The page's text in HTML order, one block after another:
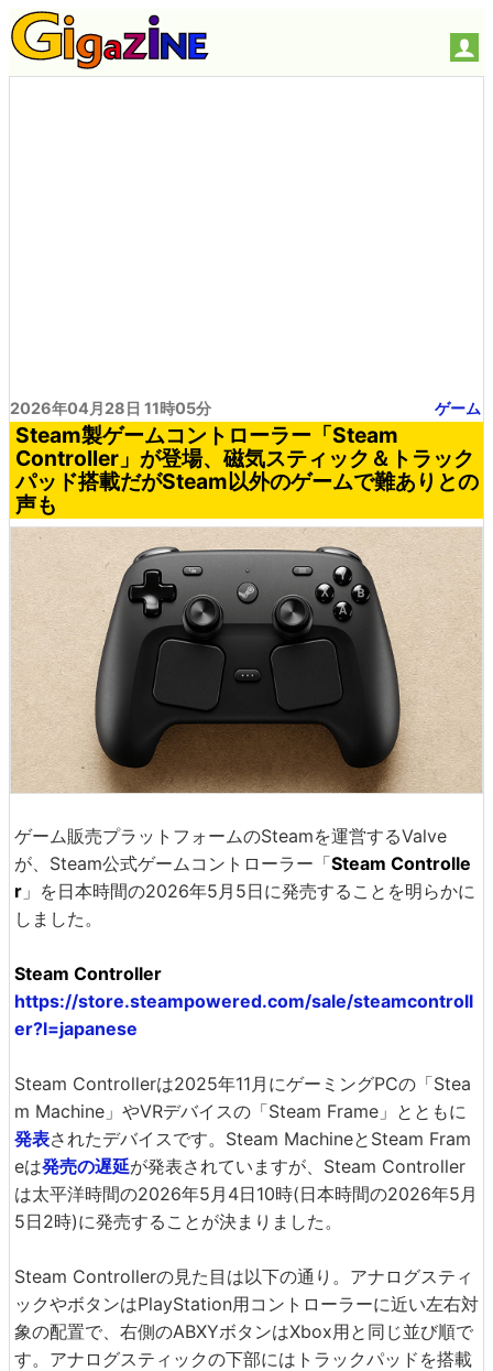
2026年04月28日 11時05分 ゲーム
Steam製ゲームコントローラー「Steam
Controller」が登場、磁気スティック＆トラック
パッド搭載だがSteam以外のゲームで難ありとの
声も
ゲーム販売プラットフォームのSteamを運営するValve
が、Steam公式ゲームコントローラー「Steam Controlle
r 」を日本時間の2026年5月5日に発売することを明らかに
しました。
Steam Controller
https://store.steampowered.com/sale/steamcontroll
er?l=japanese
Steam Controllerは2025年11月にゲーミングPCの「Stea
m Machine」やVRデバイスの「Steam Frame」とともに
発表されたデバイスです。Steam MachineとSteam Fram
eは発売の遅延が発表されていますが、Steam Controller
は太平洋時間の2026年5月4日10時(日本時間の2026年5月
5日2時)に発売することが決まりました。
Steam Controllerの見た目は以下の通り。アナログスティ
ックやボタンはPlayStation用コントローラーに近い左右対
象の配置で、右側のABXYボタンはXbox用と同じ並び順で
す。アナログスティックの下部にはトラックパッドを搭載